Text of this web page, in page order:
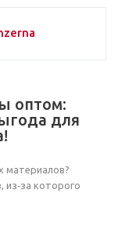
оптом:
для
материалов?
из‑за которого